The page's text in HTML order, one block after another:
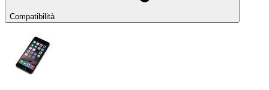
Compatibilità